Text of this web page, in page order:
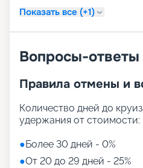
Показать все (+1)
Вопросы-ответы
Правила отмены и
Количество дней до
удержания от стоимости:
●Более 30 дней - 0%
●От 20 до 29 дней - 25%